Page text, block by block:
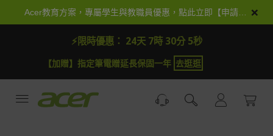
×
⚡限時優惠： 24天 7時 30分 5秒
【加抽】全館Acer商品登錄再抽iPhone 18試運氣